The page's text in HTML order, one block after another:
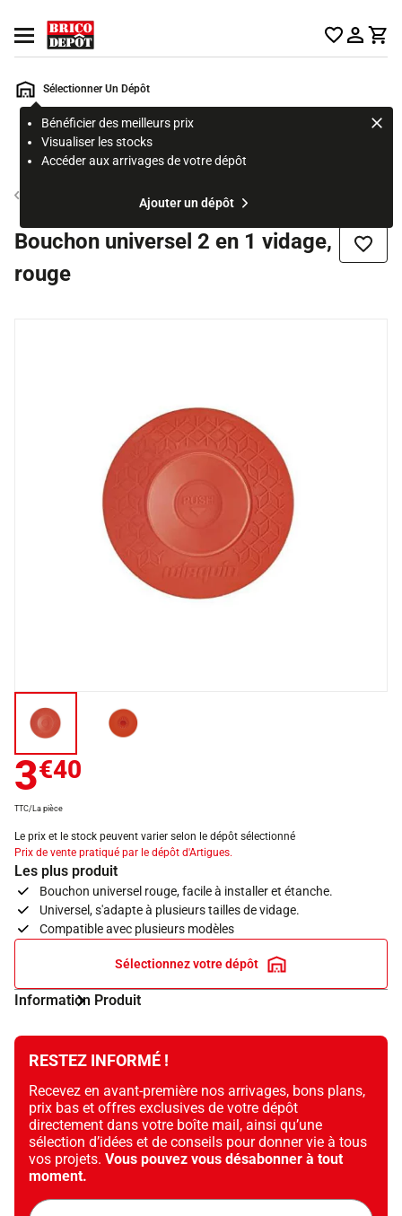
Ouvrir le menu
Sélectionner Un Dépôt
Bénéficier des meilleurs prix
Visualiser les stocks
Accéder aux arrivages de votre dépôt
Ajouter un dépôt
Rechercher
page
Evacuation pour vasque et lavabo
Bouchon universel 2 en 1 vidage,
rouge
3€40
TTC/La pièce
Le prix et le stock peuvent varier selon le dépôt sélectionné
Prix de vente pratiqué par le dépôt d'Artigues.
Les plus produit
Bouchon universel rouge, facile à installer et étanche.
Universel, s'adapte à plusieurs tailles de vidage.
Compatible avec plusieurs modèles
Sélectionnez votre dépôt
Information Produit
RESTEZ INFORMÉ !
Recevez en avant-première nos arrivages, bons plans,
prix bas et offres exclusives de votre dépôt
directement dans votre boîte mail, ainsi qu’une
sélection d’idées et de conseils pour donner vie à tous
vos projets. Vous pouvez vous désabonner à tout
moment.
Adresse